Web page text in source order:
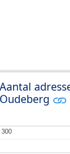
Aantal
Oudeberg
300
300